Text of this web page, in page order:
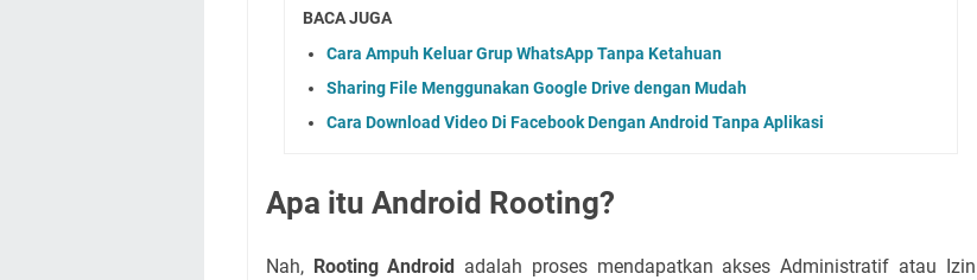
BACA JUGA
Cara Ampuh Keluar Grup WhatsApp Tanpa Ketahuan
Sharing File Menggunakan Google Drive dengan Mudah
Cara Download Video Di Facebook Dengan Android Tanpa Aplikasi
Apa itu Android Rooting?
Nah, Rooting Android
adalah proses mendapatkan akses Administratif atau Izin